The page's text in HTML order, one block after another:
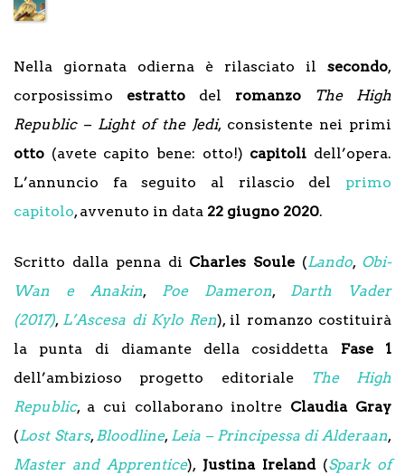
Nella giornata odierna è rilasciato il secondo,
corposissimo estratto del romanzo
The High
Republic – Light of the Jedi, consistente nei primi
otto (avete capito bene: otto!) capitoli dell’opera.
L’annuncio fa seguito al rilascio del primo
capitolo, avvenuto in data 22 giugno 2020.
Scritto dalla penna di Charles Soule (Lando, Obi-
Wan e Anakin, Poe Dameron, Darth Vader
(2017), L’Ascesa di Kylo Ren), il romanzo costituirà
la punta di diamante della cosiddetta Fase 1
dell’ambizioso progetto editoriale
The High
Republic, a cui collaborano inoltre Claudia Gray
(Lost Stars,Bloodline, Leia – Principessa di Alderaan,
Master and Apprentice), Justina Ireland(Spark of